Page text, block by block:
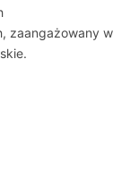
zaangażowany w